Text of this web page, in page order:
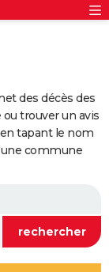
des décès des
trouver un avis
tapant le nom
commune